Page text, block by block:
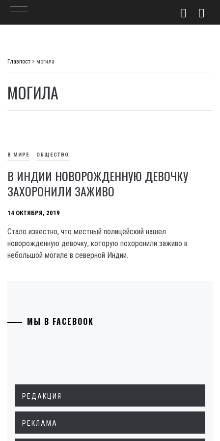
Главпост > могила
МОГИЛА
В МИРЕ ОБЩЕСТВО
В ИНДИИ НОВОРОЖДЕННУЮ ДЕВОЧКУ
ЗАХОРОНИЛИ ЗАЖИВО
14 ОКТЯБРЯ, 2019
Стало известно, что местный полицейский нашел
новорожденную девочку, которую похоронили заживо в
небольшой могиле в северной Индии.
МЫ В FACEBOOK
РЕДАКЦИЯ
РЕКЛАМА